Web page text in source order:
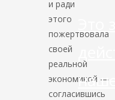
и ради
этого
пожертвовала
своей
реальной
экономикой —
согласившись